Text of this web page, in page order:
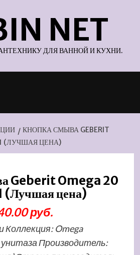
NET
ДЛЯ ВАННОЙ И КУХНИ.
КНОПКА СМЫВА GEBERIT
(ЛУЧШАЯ ЦЕНА)
Geberit Omega 20
(Лучшая цена)
руб.
Omega
Производитель: